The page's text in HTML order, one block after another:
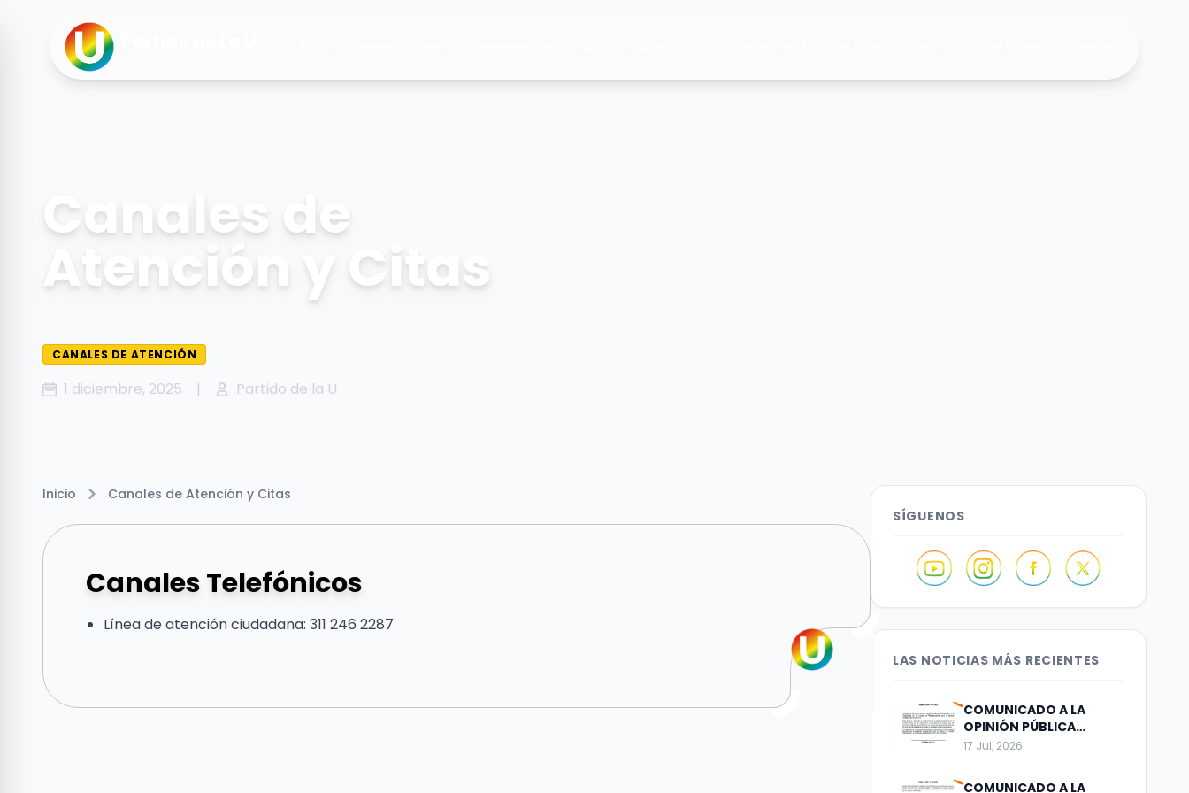
Canales de
Atención y Citas
CANALES DE ATENCIÓN
1 diciembre, 2025 | Partido de la U
Inicio Canales de Atención y Citas
Canales Telefónicos
Línea de atención ciudadana: 311 246 2287
SÍGUENOS
LAS NOTICIAS MÁS RECIENTES
COMUNICADO A LA
OPINIÓN PÚBLICA
Bogotá, julio 17 de 2026
17 Jul, 2026
COMUNICADO A LA